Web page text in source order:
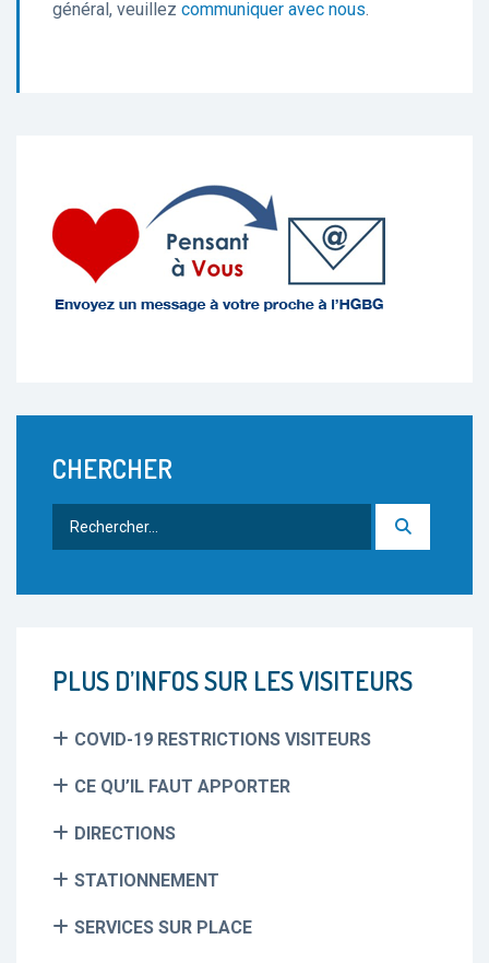
général, veuillez communiquer avec nous.
CHERCHER
PLUS D’INFOS SUR LES VISITEURS
COVID-19 RESTRICTIONS VISITEURS
CE QU’IL FAUT APPORTER
DIRECTIONS
STATIONNEMENT
SERVICES SUR PLACE